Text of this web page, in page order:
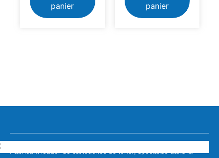
panier
panier
Fabricant leader de cartouches de toner, spécialisé dans la